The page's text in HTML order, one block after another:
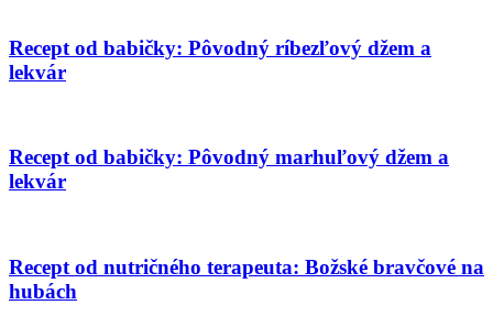
Recept od babičky: Pôvodný ríbezľový džem a
lekvár
Recept od babičky: Pôvodný marhuľový džem a
lekvár
Recept od nutričného terapeuta: Božské bravčové na
hubách